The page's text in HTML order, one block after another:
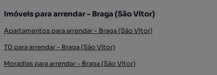
Imóveis para arrendar - Braga (São Vítor)
Apartamentos para arrendar - Braga (São Vítor)
T0 para arrendar - Braga (São Vítor)
Moradias para arrendar - Braga (São Vítor)